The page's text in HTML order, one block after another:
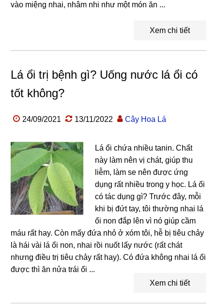
vào miệng nhai, nhâm nhi như một món ăn ...
Xem chi tiết
Lá ổi trị bệnh gì? Uống nước lá ổi có
tốt không?
24/09/2021 13/11/2022 Cây Hoa Lá
Lá ổi chứa nhiều tanin. Chất
này làm nên vị chát, giúp thu
liễm, làm se nên được ứng
dụng rất nhiều trong y học. Lá ổi
có tác dụng gì? Trước đây, mỗi
khi bị đứt tay, tôi thường nhai lá
ổi non đắp lên vì nó giúp cầm
máu rất hay. Còn mấy đứa nhỏ ở xóm tôi, hễ bị tiêu chảy
là hái vài lá ổi non, nhai rồi nuốt lấy nước (rất chát
nhưng điều trị tiêu chảy rất hay). Có đứa không nhai lá ổi
được thì ăn nửa trái ổi ...
Xem chi tiết